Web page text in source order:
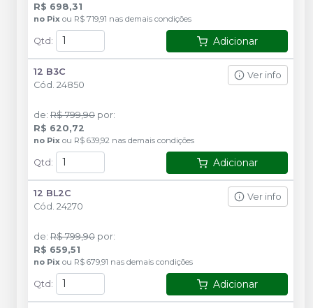
R$ 698,31
no Pix ou R$ 719,91 nas demais condições
Qtd : Adicionar
12 B3C
Cód. 24850
Ver info
de: R$ 799,90 por:
R$ 620,72
no Pix ou R$ 639,92 nas demais condições
Qtd : Adicionar
12 BL2C
Cód. 24270
Ver info
de: R$ 799,90 por:
R$ 659,51
no Pix ou R$ 679,91 nas demais condições
Qtd : Adicionar